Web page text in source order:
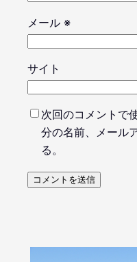
メール ※
サイト
次回のコメントで
分の名前、メール
る。